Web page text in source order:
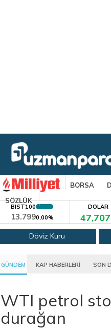
BORSA
SÖZLÜK
BIST100
13.7990,00%
DOLAR
Döviz Kuru
GÜNDEM KAP HABERLERİ SON
WTI petrol
durağan